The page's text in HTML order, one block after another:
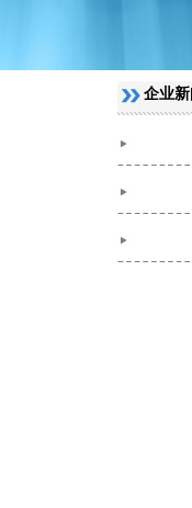
企业新